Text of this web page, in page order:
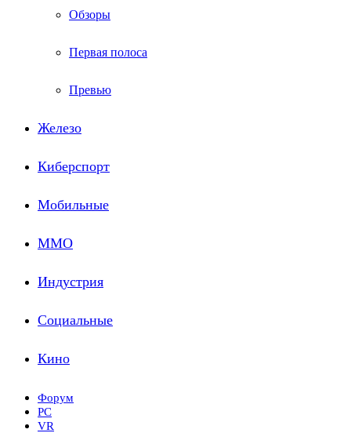
Обзоры
Первая полоса
Превью
Железо
Киберспорт
Мобильные
ММО
Индустрия
Социальные
Кино
Форум
PC
VR